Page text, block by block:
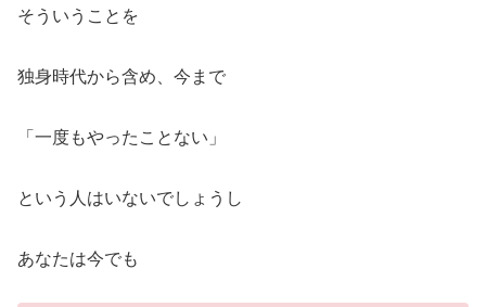
そういうことを
独身時代から含め、今まで
「一度もやったことない」
という人はいないでしょうし
あなたは今でも